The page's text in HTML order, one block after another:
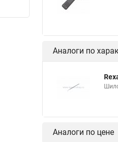
Аналоги по
Аналоги по цене